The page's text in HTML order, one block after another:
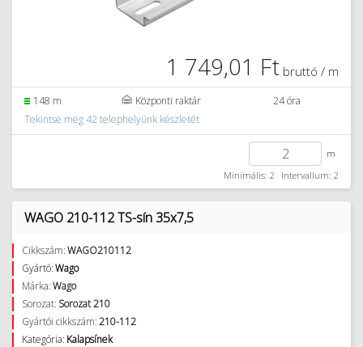
1 749,01 Ft bruttó / m
148 m Központi raktár
24 óra
Tekintse meg 42 telephelyünk készletét
m
Minimális: 2
Intervallum: 2
WAGO 210-112 TS-sín 35x7,5
Cikkszám:WAGO210112
Gyártó:Wago
Márka:Wago
Sorozat: Sorozat 210
Gyártói cikkszám:210-112
Kategória: Kalapsínek